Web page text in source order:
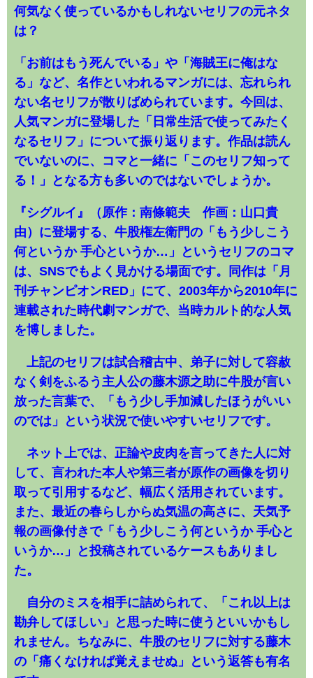
何気なく使っているかもしれないセリフの元ネタ
は？
「お前はもう死んでいる」や「海賊王に俺はな
る」など、名作といわれるマンガには、忘れられ
ない名セリフが散りばめられています。今回は、
人気マンガに登場した「日常生活で使ってみたく
なるセリフ」について振り返ります。作品は読ん
でいないのに、コマと一緒に「このセリフ知って
る！」となる方も多いのではないでしょうか。
『シグルイ』（原作：南條範夫 作画：山口貴
由）に登場する、牛股権左衛門の「もう少しこう
何というか 手心というか…」というセリフのコマ
は、SNSでもよく見かける場面です。同作は「月
刊チャンピオンRED」にて、2003年から2010年に
連載された時代劇マンガで、当時カルト的な人気
を博しました。
上記のセリフは試合稽古中、弟子に対して容赦
なく剣をふるう主人公の藤木源之助に牛股が言い
放った言葉で、「もう少し手加減したほうがいい
のでは」という状況で使いやすいセリフです。
ネット上では、正論や皮肉を言ってきた人に対
して、言われた本人や第三者が原作の画像を切り
取って引用するなど、幅広く活用されています。
また、最近の春らしからぬ気温の高さに、天気予
報の画像付きで「もう少しこう何というか 手心と
いうか…」と投稿されているケースもありまし
た。
自分のミスを相手に詰められて、「これ以上は
勘弁してほしい」と思った時に使うといいかもし
れません。ちなみに、牛股のセリフに対する藤木
の「痛くなければ覚えませぬ」という返答も有名